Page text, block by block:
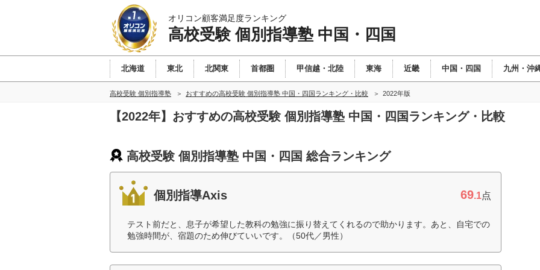
オリコン顧客満足度ランキング
高校受験 個別指導塾 中国・四国
北海道 東北 北関東 首都圏 甲信越・北陸 東海 近畿 中国・四国 九州・沖
高校受験 個別指導塾 おすすめの高校受験 個別指導塾 中国・四国ランキング・比較 2022年版
【2022年】おすすめの高校受験 個別指導塾 中国・四国ランキング・比較
高校受験 個別指導塾 中国・四国 総合ランキング
個別指導Axis 69.1点
テスト前だと、息子が希望した教科の勉強に振り替えてくれるので助かります。あと、自宅での
勉強時間が、宿題のため伸びていいです。（50代／男性）